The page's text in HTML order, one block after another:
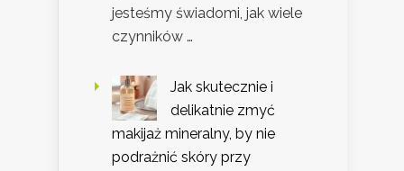
jesteśmy świadomi, jak wiele
czynników …
Jak skutecznie i
delikatnie zmyć
makijaż mineralny, by nie
podrażnić skóry przy